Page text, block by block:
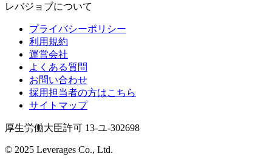
レバジョブについて
プライバシーポリシー
利用規約
運営会社
よくある質問
お問い合わせ
採用担当者の方はこちら
サイトマップ
厚生労働大臣許可 13-ユ-302698
© 2025 Leverages Co., Ltd.